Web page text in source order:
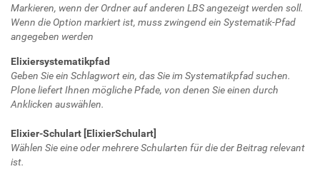
Markieren, wenn der Ordner auf anderen LBS angezeigt werden soll.
Wenn die Option markiert ist, muss zwingend ein Systematik-Pfad
angegeben werden
Elixiersystematikpfad
Geben Sie ein Schlagwort ein, das Sie im Systematikpfad suchen.
Plone liefert Ihnen mögliche Pfade, von denen Sie einen durch
Anklicken auswählen.
Elixier-Schulart [ElixierSchulart]
Wählen Sie eine oder mehrere Schularten für die der Beitrag relevant
ist.